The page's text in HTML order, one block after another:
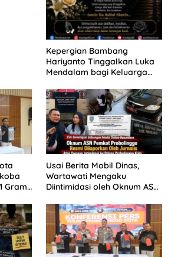
Kepergian Bambang
Hariyanto Tinggalkan Luka
Mendalam bagi Keluarga
Gram
Usai Berita Mobil Dinas,
Wartawati Mengaku
Diintimidasi oleh Oknum ASN
Tempuh Jalur Hukum